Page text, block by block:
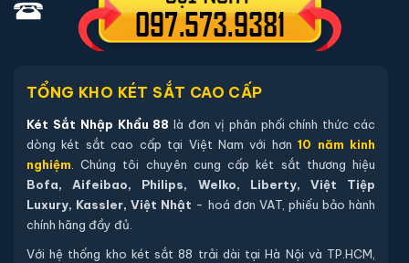
phẩm trên website.
BENSON120 Face ID vân tay chính hãng
Mua hàng tại két sắt nhập khẩu 88 bạn có thể
chon lựa những cách sau:
Cách 1
: Bạn chọn sản phẩm và ấn vào mua hàng hệ
thống sẽ chuyển đến trang checkout. Ở trang check
out bạn kiểm tra lại thông tin sản phẩm 1 lần nữa. Nếu
những thông tin đã chính xác bạn tiếp tục ấn thanh
TỔNG KHO KÉT SẮT CAO CẤP
Két Sắt Nhập Khẩu 88 là đơn vị phân phối chính thức các
dòng két sắt cao cấp tại Việt Nam với hơn10 năm kinh
nghiệm . Chúng tôi chuyên cung cấp két sắt thương hiệu
Bofa, Aifeibao, Philips, Welko, Liberty, Việt Tiệp
Luxury, Kassler, Việt Nhật - hoá đơn VAT, phiếu bảo hành
chính hãng đầy đủ.
Với hệ thống kho két sắt 88 trải dài tại Hà Nội và TP.HCM,